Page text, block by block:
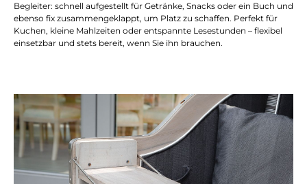
Begleiter: schnell aufgestellt für Getränke, Snacks oder ein Buch und
ebenso fix zusammengeklappt, um Platz zu schaffen. Perfekt für
Kuchen, kleine Mahlzeiten oder entspannte Lesestunden – flexibel
einsetzbar und stets bereit, wenn Sie ihn brauchen.